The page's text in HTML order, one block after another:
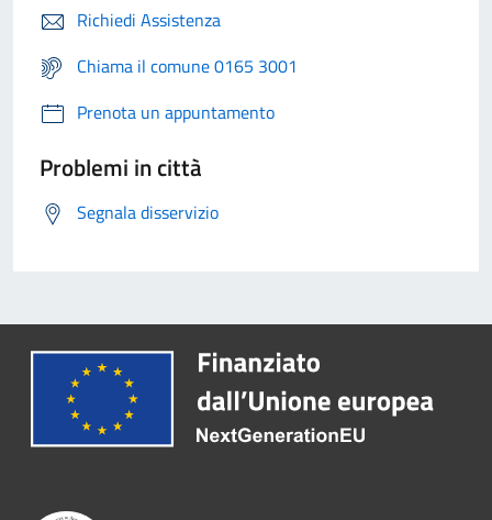
Richiedi Assistenza
Chiama il comune 0165 3001
Prenota un appuntamento
Problemi in città
Segnala disservizio